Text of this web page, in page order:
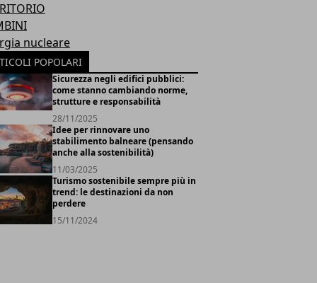
nucleare
POPOLARI
Sicurezza negli edifici pubblici:
come stanno cambiando norme,
strutture e responsabilità
28/11/2025
Idee per rinnovare uno
stabilimento balneare (pensando
anche alla sostenibilità)
11/03/2025
Turismo sostenibile sempre più in
trend: le destinazioni da non
perdere
15/11/2024